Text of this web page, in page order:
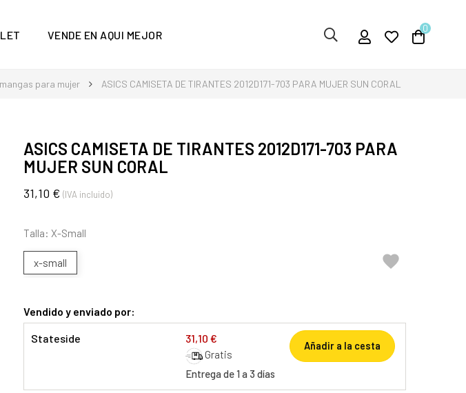
Mejor
VENDE EN AQUI MEJOR 0
para mujer ASICS CAMISETA DE TIRANTES 2012D171-703 PARA MUJER SUN CORAL
ASICS CAMISETA DE TIRANTES 2012D171-703 PARA
MUJER SUN CORAL
31,10 € (IVA incluido)
Talla: X-Small
x-small 
Vendido y enviado por:
Stateside 31,10 €
Gratis
Entrega de 1 a 3 días
Añadir a la cesta